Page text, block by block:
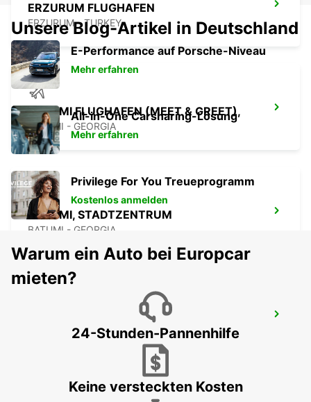
ERZURUM FLUGHAFEN
ERZURUM - TURKEY
BATUMI FLUGHAFEN (MEET & GREET),
BATUMI - GEORGIA
BATUMI, STADTZENTRUM
BATUMI - GEORGIA
KUTAISI - GEORGIA
Unsere Blog-Artikel in Deutschland
E-Performance auf Porsche-Niveau
Mehr erfahren
All-in-One Carsharing-Lösung
Mehr erfahren
Privilege For You Treueprogramm
Kostenlos anmelden
Warum ein Auto bei Europcar
mieten?
24-Stunden-Pannenhilfe
Keine versteckten Kosten